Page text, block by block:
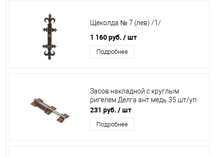
Щеколда № 7 (лев) /1/
1 160 руб. / шт
Подробнее
Засов накладной с круглым
ригелем Делга ант медь 35 шт/уп
231 руб. / шт
Подробнее